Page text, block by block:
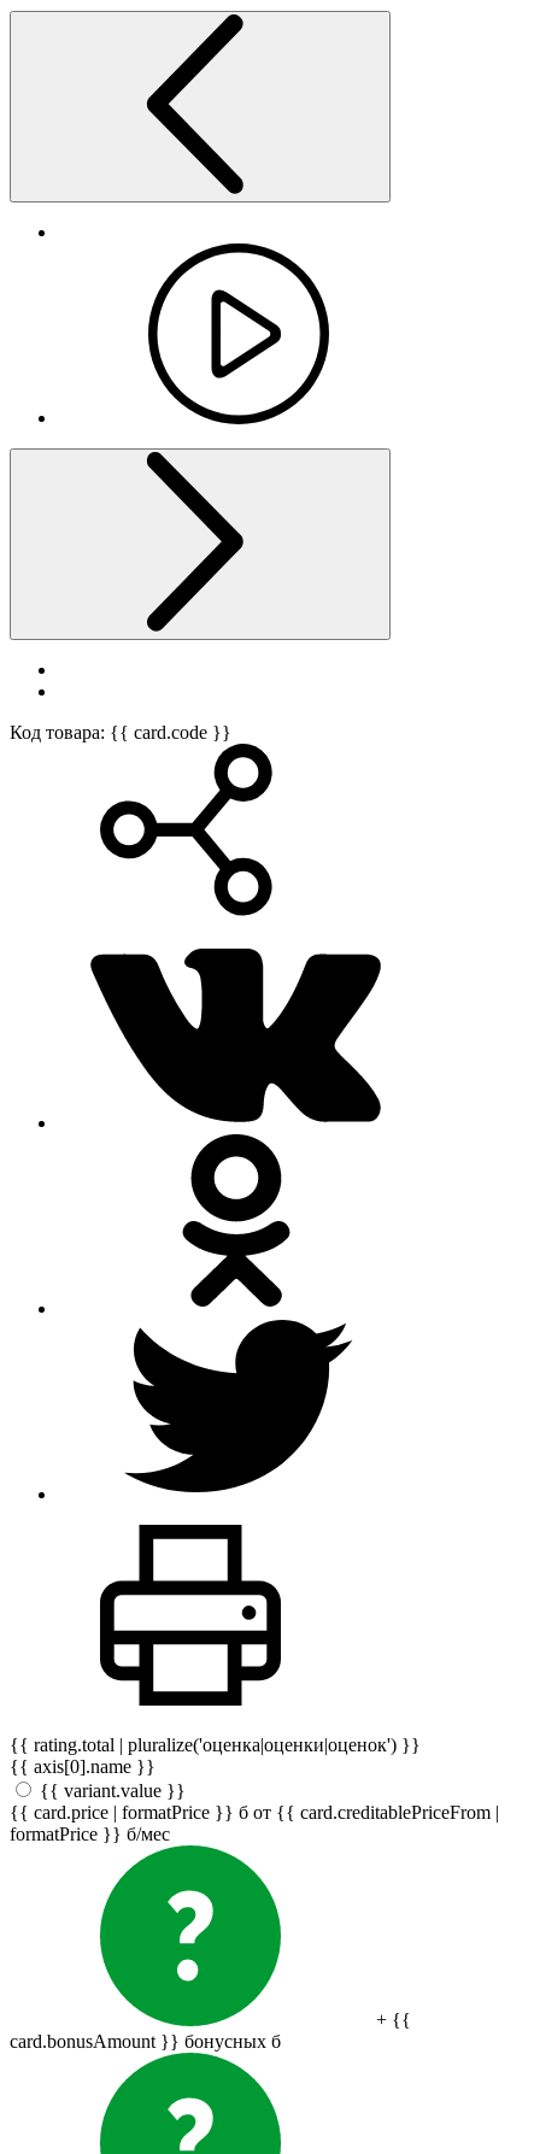
Код товара: {{ card.code }}
{{ rating.total | pluralize('оценка|оценки|оценок') }}
{{ axis[0].name }}
{{ variant.value }}
{{ card.price | formatPrice }} б от {{ card.creditablePriceFrom |
formatPrice }} б/мес
+ {{
card.bonusAmount }} бонусных б